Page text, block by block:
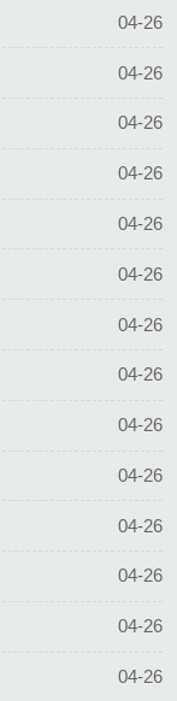
04-26
04-26
04-26
04-26
04-26
04-26
04-26
04-26
04-26
04-26
04-26
04-26
04-26
04-26